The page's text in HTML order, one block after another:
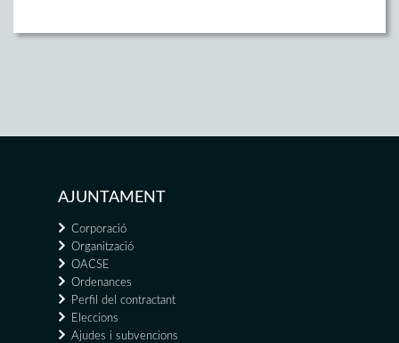
AJUNTAMENT
Corporació
Organització
OACSE
Ordenances
Perfil del contractant
Eleccions
Ajudes i subvencions